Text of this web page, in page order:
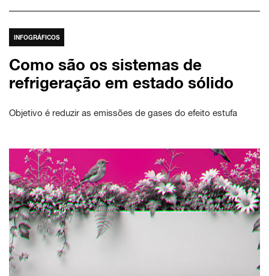
INFOGRÁFICOS
Como são os sistemas de
refrigeração em estado sólido
Objetivo é reduzir as emissões de gases do efeito estufa